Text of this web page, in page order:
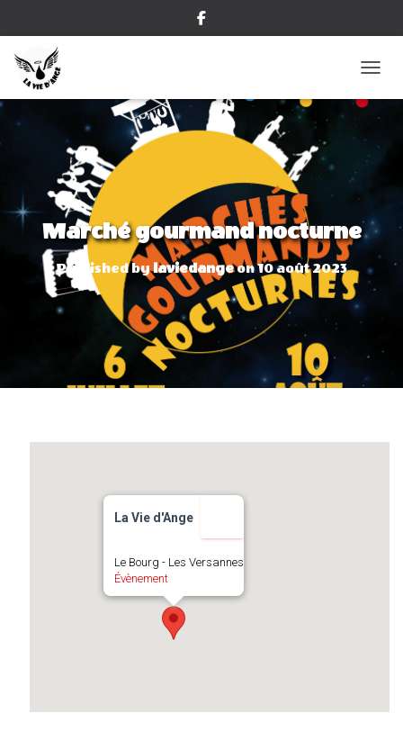
Marché gourmand nocturne
Published bylaviedangeon10 août 2023
La Vie d'Ange
Le Bourg - Les Versannes
Évènement